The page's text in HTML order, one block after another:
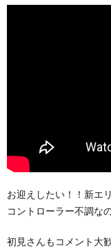
お迎えしたい！！新エ
コントローラー不調な
初見さんもコメント大